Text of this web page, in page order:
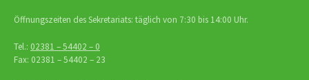
Öffnungszeiten des Sekretariats: täglich von 7:30 bis 14:00 Uhr.
Tel.: 02381 – 54402 – 0
Fax: 02381 – 54402 – 23